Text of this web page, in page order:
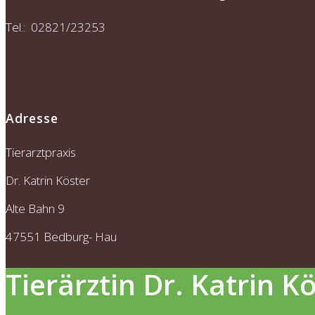
Tel.: 02821/23253
Adresse
Tierarztpraxis
Dr. Katrin Köster
Alte Bahn 9
47551 Bedburg- Hau
Tierärztin Dr. Katrin